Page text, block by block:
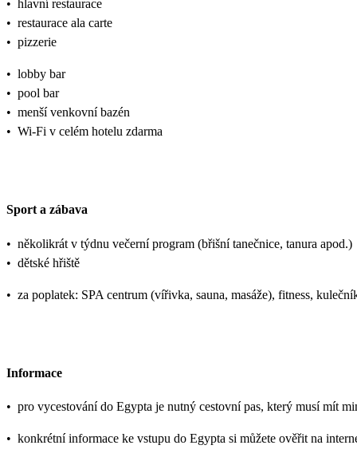
• hlavní restaurace
• restaurace ala carte
• pizzerie
• lobby bar
• pool bar
• menší venkovní bazén
• Wi-Fi v celém hotelu zdarma
Sport a zábava
• několikrát v týdnu večerní program (břišní tanečnice, tanura apod.)
• dětské hřiště
• za poplatek: SPA centrum (vířivka, sauna, masáže), fitness,
Informace
• pro vycestování do Egypta je nutný cestovní pas, který musí mít
• konkrétní informace ke vstupu do Egypta si můžete ověřit na